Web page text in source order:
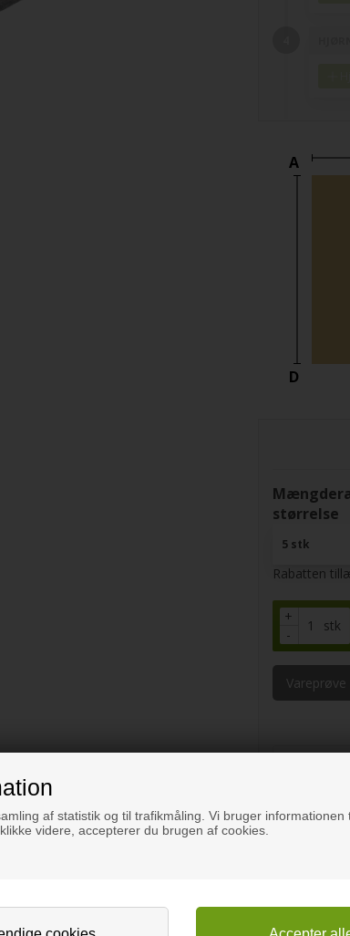
af statistik og til trafikmåling. Vi bruger informationen
videre, accepterer du brugen af cookies.
A
D
størrelse
5 stk
Rabatten
+
-
stk